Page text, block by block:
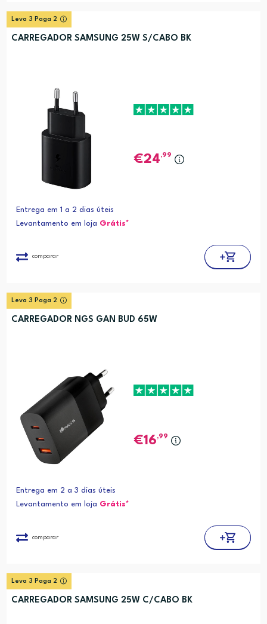
Leva 3 Paga 2
CARREGADOR SAMSUNG 25W S/CABO BK
24,99
Entrega em 1 a 2 dias úteis
Levantamento em loja Grátis*
comparar
Leva 3 Paga 2
CARREGADOR NGS GAN BUD 65W
16,99
Entrega em 2 a 3 dias úteis
Levantamento em loja Grátis*
comparar
Leva 3 Paga 2
CARREGADOR SAMSUNG 25W C/CABO BK